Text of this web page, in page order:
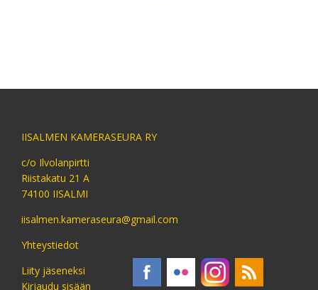
IISALMEN KAMERASEURA RY
c/o Ilvolanpirtti
Riistakatu 21 A
74100 IISALMI
iisalmen.kameraseura@gmail.com
Yhteystiedot
Liity jäseneksi
Kirjaudu sisään